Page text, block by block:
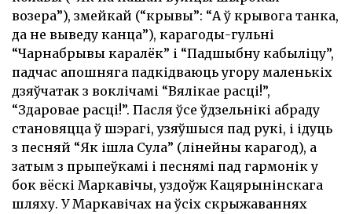
возера”), змейкай (“крывы”: “А ў крывога танка,
да не выведу канца”), карагоды-гульні
“Чарнабрывы каралёк” і “Падшыбну кабыліцу”,
падчас апошняга падкідваюць угору маленькіх
дзяўчатак з воклічамі “Вялікае расці!”,
“Здаровае расці!”. Пасля ўсе ўдзельнікі абраду
становяцца ў шэрагі, узяўшыся пад рукі, і ідуць
з песняй “Як ішла Сула” (лінейны карагод), а
затым з прыпеўкамі і песнямі пад гармонік у
бок вёскі Маркавічы, уздоўж Кацярынінскага
шляху. У Маркавічах на ўсіх скрыжаваннях